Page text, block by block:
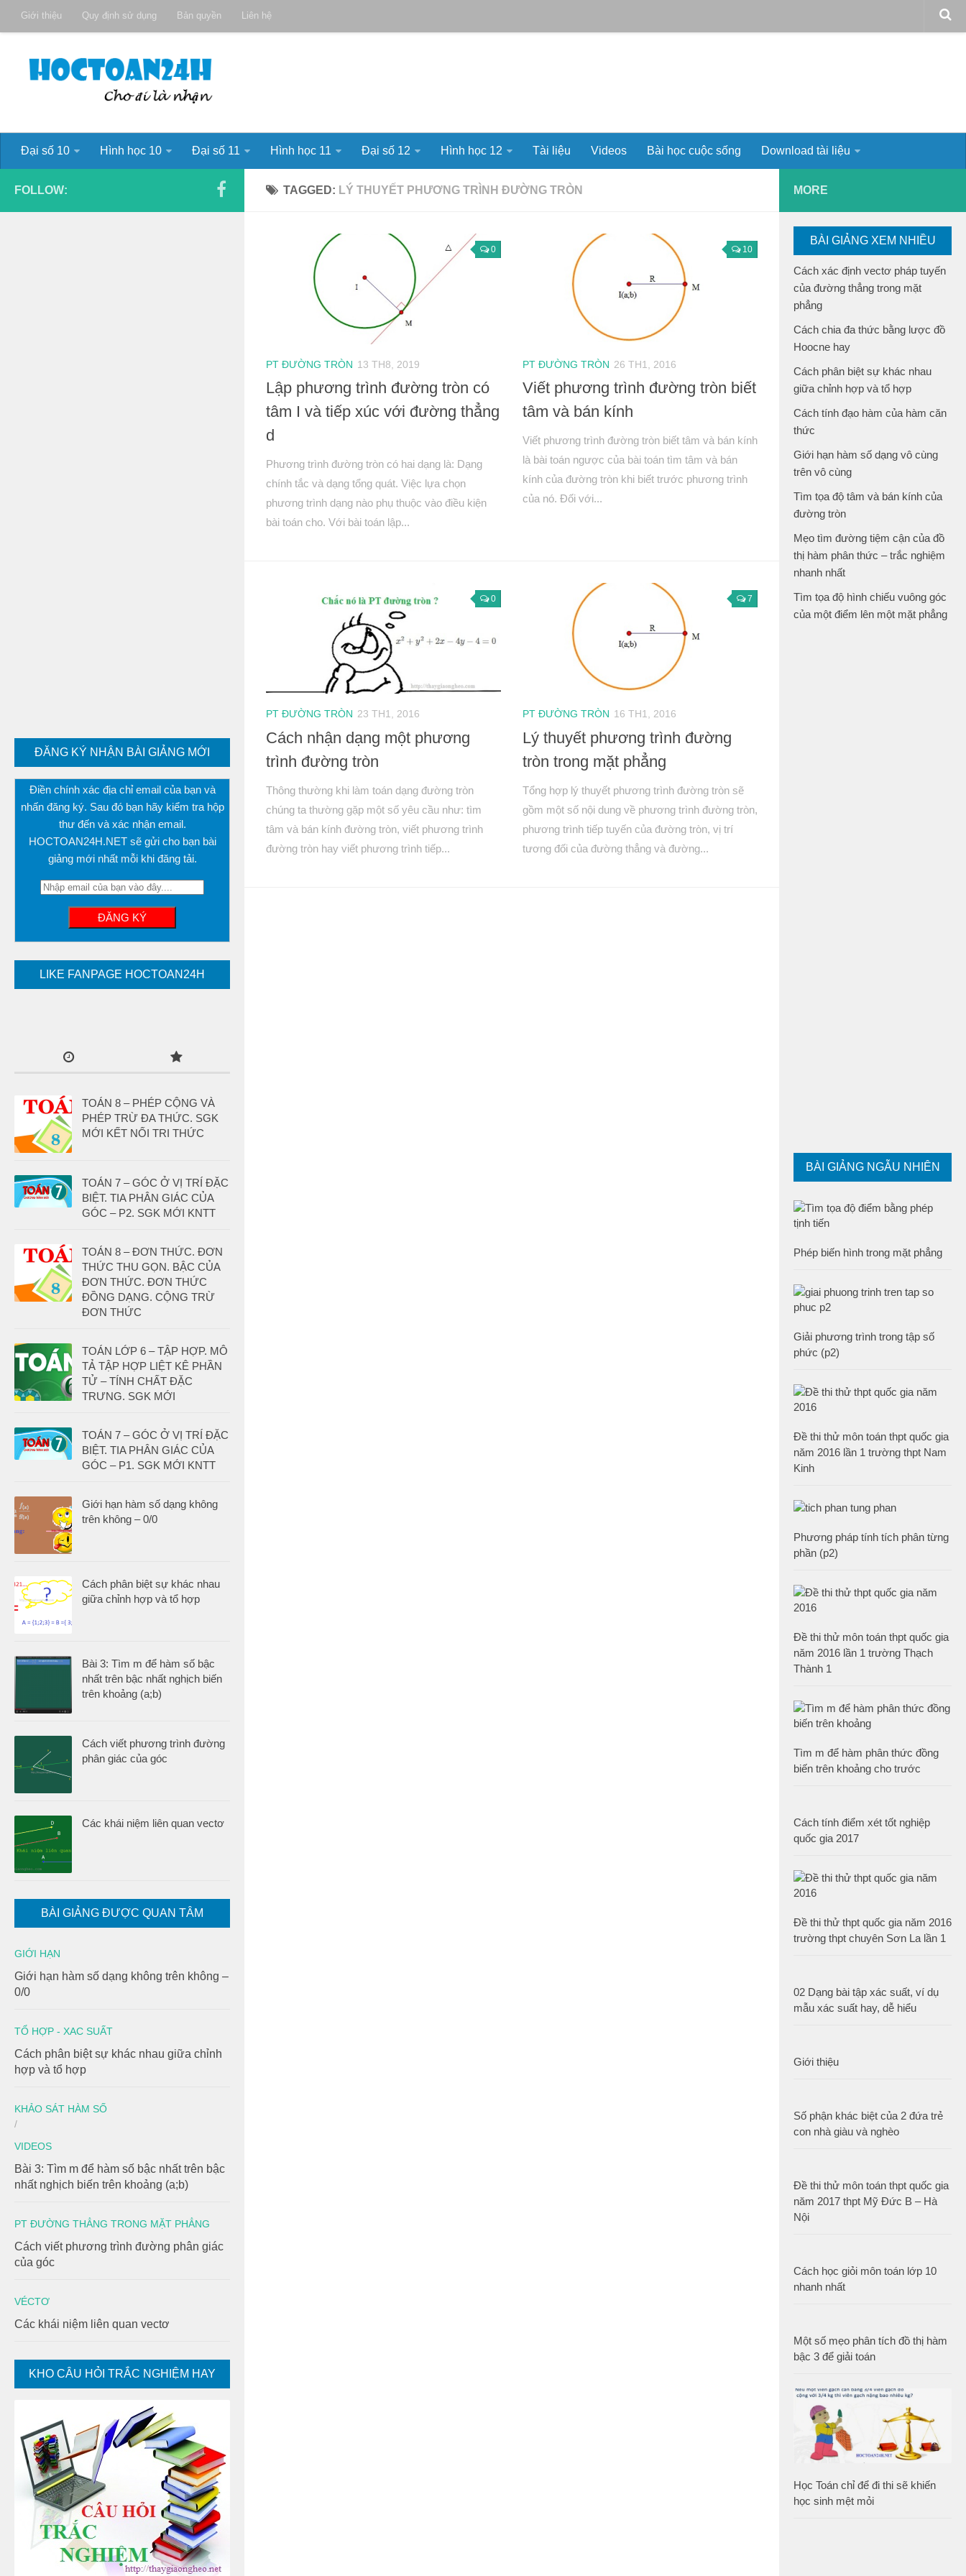
Giới thiệu Quy định sử dụng Bản quyền Liên hệ
Đại số 10 Hình học 10 Đại số 11 Hình học 11 Đại số 12 Hình học 12 Tài liệu Videos Bài học cuộc sống Download tài liệu
TAGGED: LÝ THUYẾT PHƯƠNG TRÌNH ĐƯỜNG TRÒN
0
PT ĐƯỜNG TRÒN 13 TH8, 2019
Lập phương trình đường tròn có
tâm I và tiếp xúc với đường thẳng
d
Phương trình đường tròn có hai dạng là: Dạng
chính tắc và dạng tổng quát. Việc lựa chọn
phương trình dạng nào phụ thuộc vào điều kiện
bài toán cho. Với bài toán lập...
10
PT ĐƯỜNG TRÒN 26 TH1, 2016
Viết phương trình đường tròn biết
tâm và bán kính
Viết phương trình đường tròn biết tâm và bán kính
là bài toán ngược của bài toán tìm tâm và bán
kính của đường tròn khi biết trước phương trình
của nó. Đối với...
0
PT ĐƯỜNG TRÒN 23 TH1, 2016
Cách nhận dạng một phương
trình đường tròn
Thông thường khi làm toán dạng đường tròn
chúng ta thường gặp một số yêu cầu như: tìm
tâm và bán kính đường tròn, viết phương trình
đường tròn hay viết phương trình tiếp...
7
PT ĐƯỜNG TRÒN 16 TH1, 2016
Lý thuyết phương trình đường
tròn trong mặt phẳng
Tổng hợp lý thuyết phương trình đường tròn sẽ
gồm một số nội dung về phương trình đường tròn,
phương trình tiếp tuyến của đường tròn, vị trí
tương đối của đường thẳng và đường...
FOLLOW:
ĐĂNG KÝ NHẬN BÀI GIẢNG MỚI
Điền chính xác địa chỉ email của bạn và
nhấn đăng ký. Sau đó bạn hãy kiểm tra hộp
thư đến và xác nhận email.
HOCTOAN24H.NET sẽ gửi cho bạn bài
giảng mới nhất mỗi khi đăng tải.
LIKE FANPAGE HOCTOAN24H
TOÁN 8 – PHÉP CỘNG VÀ
PHÉP TRỪ ĐA THỨC. SGK
MỚI KẾT NỐI TRI THỨC
TOÁN 7 – GÓC Ở VỊ TRÍ ĐẶC
BIỆT. TIA PHÂN GIÁC CỦA
GÓC – P2. SGK MỚI KNTT
TOÁN 8 – ĐƠN THỨC. ĐƠN
THỨC THU GỌN. BẬC CỦA
ĐƠN THỨC. ĐƠN THỨC
ĐỒNG DẠNG. CỘNG TRỪ
ĐƠN THỨC
TOÁN LỚP 6 – TẬP HỢP. MÔ
TẢ TẬP HỢP LIỆT KÊ PHẦN
TỬ – TÍNH CHẤT ĐẶC
TRƯNG. SGK MỚI
TOÁN 7 – GÓC Ở VỊ TRÍ ĐẶC
BIỆT. TIA PHÂN GIÁC CỦA
GÓC – P1. SGK MỚI KNTT
Giới hạn hàm số dạng không
trên không – 0/0
Cách phân biệt sự khác nhau
giữa chỉnh hợp và tổ hợp
Bài 3: Tìm m để hàm số bậc
nhất trên bậc nhất nghịch biến
trên khoảng (a;b)
Cách viết phương trình đường
phân giác của góc
Các khái niệm liên quan vectơ
BÀI GIẢNG ĐƯỢC QUAN TÂM
GIỚI HẠN
Giới hạn hàm số dạng không trên không –
0/0
TỔ HỢP - XAC SUẤT
Cách phân biệt sự khác nhau giữa chỉnh
hợp và tổ hợp
KHẢO SÁT HÀM SỐ
/
VIDEOS
Bài 3: Tìm m để hàm số bậc nhất trên bậc
nhất nghịch biến trên khoảng (a;b)
PT ĐƯỜNG THẲNG TRONG MẶT PHẲNG
Cách viết phương trình đường phân giác
của góc
VÉCTƠ
Các khái niệm liên quan vectơ
KHO CÂU HỎI TRẮC NGHIỆM HAY
MORE
BÀI GIẢNG XEM NHIỀU
Cách xác định vectơ pháp tuyến
của đường thẳng trong mặt
phẳng
Cách chia đa thức bằng lược đồ
Hoocne hay
Cách phân biệt sự khác nhau
giữa chỉnh hợp và tổ hợp
Cách tính đạo hàm của hàm căn
thức
Giới hạn hàm số dạng vô cùng
trên vô cùng
Tìm tọa độ tâm và bán kính của
đường tròn
Mẹo tìm đường tiệm cận của đồ
thị hàm phân thức – trắc nghiệm
nhanh nhất
Tìm tọa độ hình chiếu vuông góc
của một điểm lên một mặt phẳng
BÀI GIẢNG NGẪU NHIÊN
Phép biến hình trong mặt phẳng
Giải phương trình trong tập số
phức (p2)
Đề thi thử môn toán thpt quốc gia
năm 2016 lần 1 trường thpt Nam
Kinh
Phương pháp tính tích phân từng
phần (p2)
Đề thi thử môn toán thpt quốc gia
năm 2016 lần 1 trường Thạch
Thành 1
Tìm m để hàm phân thức đồng
biến trên khoảng cho trước
Cách tính điểm xét tốt nghiệp
quốc gia 2017
Đề thi thử thpt quốc gia năm 2016
trường thpt chuyên Sơn La lần 1
02 Dạng bài tập xác suất, ví dụ
mẫu xác suất hay, dễ hiểu
Giới thiệu
Số phận khác biệt của 2 đứa trẻ
con nhà giàu và nghèo
Đề thi thử môn toán thpt quốc gia
năm 2017 thpt Mỹ Đức B – Hà
Nội
Cách học giỏi môn toán lớp 10
nhanh nhất
Một số mẹo phân tích đồ thị hàm
bậc 3 để giải toán
Học Toán chỉ để đi thi sẽ khiến
học sinh mệt mỏi